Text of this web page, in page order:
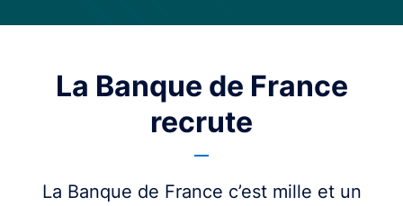
La Banque de France
recrute
La Banque de France c’est mille et un